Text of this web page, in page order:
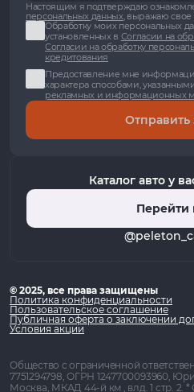
Настоящим я подтверждаю
персональных данных, выражаю свое
Обработку моих персональных
установленных в Согласии на
Согласии на обработку
кредитования
Предоставление мне
характера способами,
рекламных и информационных
Отправить
Каталог авто у
Перейти
© 2025, все права защищены
Политика конфиденциальности
Пользовательское соглашение
Публичная оферта о заключении
Условия акции
Общество с ограниченной
7751294798, ОГРН 1247700093960,
Москва, МКАД 44-й км , влд. 1 стр. 2.